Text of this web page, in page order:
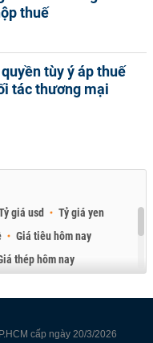
thuế
tùy ý áp thuế
tác thương mại
giá usd
Tỷ giá yen
Giá tiêu hôm nay
thép hôm nay
cấp ngày 20/3/2026